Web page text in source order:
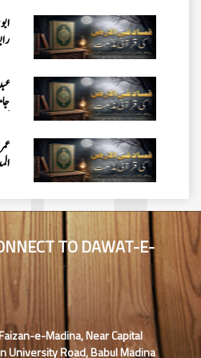
TO DAWAT-E-
e-Madina, Near Capital
University Road, Babul Madina